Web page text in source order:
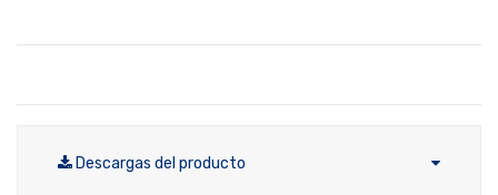
Descargas del producto